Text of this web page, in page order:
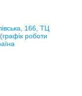
166, ТЦ
роботи